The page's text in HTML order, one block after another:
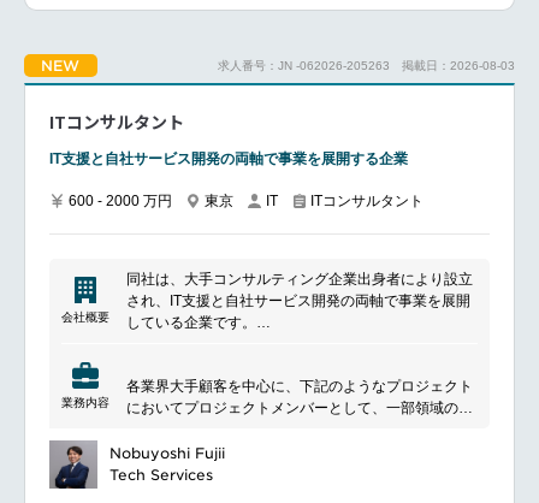
定性・定量調査および一次・二次調査の実施
プロジェクト計画の策定および進捗管理
レポート、提案書、プレゼンテーション資料の作成
び入札対応
クライアント対応顧客とのコミュニケーションおよび
プロジェクト対応
プレゼンテーションおよび顧客向け報告の実施
ト推進
■ポジションの魅力
半導体業界で培った知見を活かしながら戦略・アドバ
NEW 求人番号：JN -062026-205263 掲載日：2026-08-03
ITコンサルタント
IT支援と自社サービス開発の両軸で事業を展開する企業
600 - 2000 万円 東京 IT ITコンサルタント
会社概要
同社は、大手コンサルティング企業出身者により設立
され、IT支援と自社サービス開発の両軸で事業を展開
している企業です。
のIT課題に幅広く対応しています。
創業には、IT人材の働く環境をより良くしたいという
提供の拡大を目指しています。
業務内容
各業界大手顧客を中心に、下記のようなプロジェクト
においてプロジェクトメンバーとして、一部領域のリ
■業界例
製造インダストリー：自動車、総合電機、重工、工作
Nobuyoshi Fujii
Tech Services